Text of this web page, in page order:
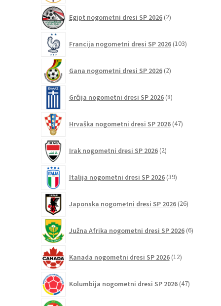
Egipt nogometni dresi SP 2026 2izdelka
Francija nogometni dresi SP 2026 103izdelki
Gana nogometni dresi SP 2026 2izdelka
Grčija nogometni dresi SP 2026 8izdelkov
Hrvaška nogometni dresi SP 2026 47izdelkov
Irak nogometni dresi SP 2026 2izdelka
Italija nogometni dresi SP 2026 39izdelkov
Japonska nogometni dresi SP 2026 26izdelkov
Južna Afrika nogometni dresi SP 2026 6izdelkov
Kanada nogometni dresi SP 2026 12izdelkov
Kolumbija nogometni dresi SP 2026 47izdelkov